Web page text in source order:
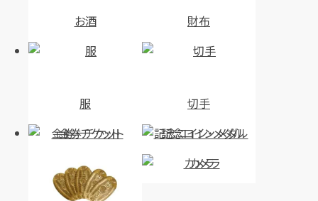
お酒 財布
服
切手
金券・チケット
記念コイン・メダル
カメラ